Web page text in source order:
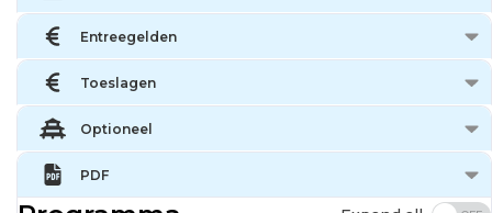
Entreegelden
Toeslagen
Optioneel
PDF